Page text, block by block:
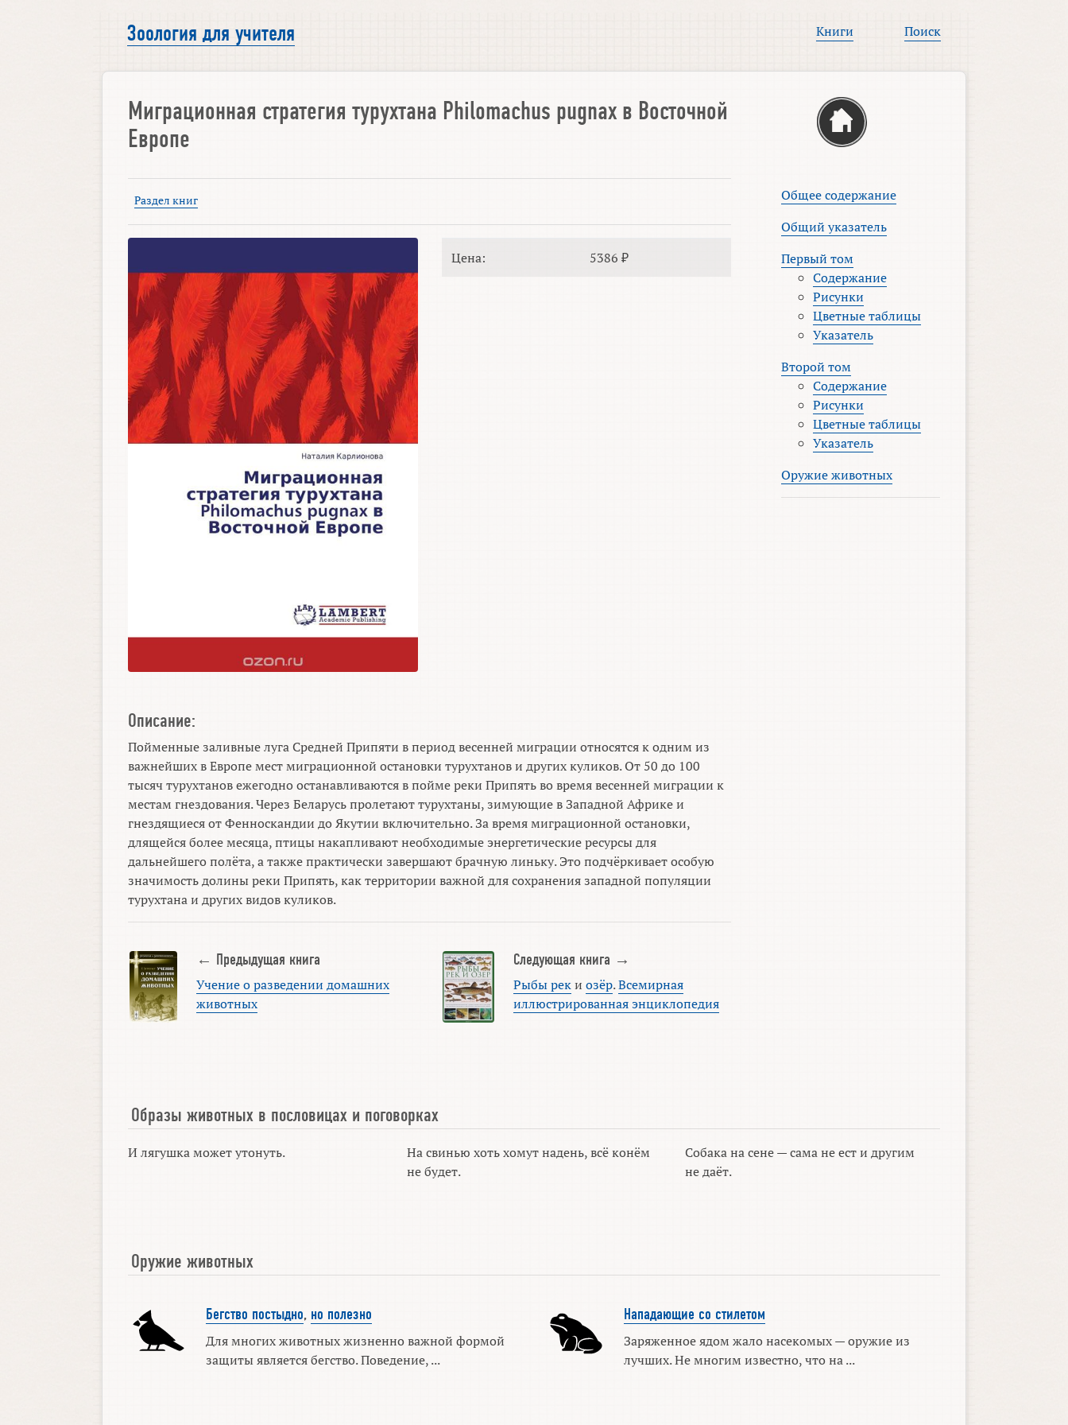
Зоология для учителя Книги Поиск
Миграционная стратегия турухтана Philomachus pugnax в Восточной
Европе
Раздел книг
Цена: 5386 ₽
Описание:
Пойменные заливные луга Средней Припяти в период весенней миграции относятся к одним из
важнейших в Европе мест миграционной остановки турухтанов и других куликов. От 50 до 100
тысяч турухтанов ежегодно останавливаются в пойме реки Припять во время весенней миграции к
местам гнездования. Через Беларусь пролетают турухтаны, зимующие в Западной Африке и
гнездящиеся от Фенноскандии до Якутии включительно. За время миграционной остановки,
длящейся более месяца, птицы накапливают необходимые энергетические ресурсы для
дальнейшего полёта, а также практически завершают брачную линьку. Это подчёркивает особую
значимость долины реки Припять, как территории важной для сохранения западной популяции
турухтана и других видов куликов.
← Предыдущая книга
Учение о разведении домашних
животных
Следующая книга →
Рыбы рекиозёр.Всемирная
иллюстрированная энциклопедия
Общее содержание
Общий указатель
Первый том
Содержание
Рисунки
Цветные таблицы
Указатель
Второй том
Содержание
Рисунки
Цветные таблицы
Указатель
Оружие животных
Образы животных в пословицах и поговорках
И лягушка может утонуть.
На свинью хоть хомут надень, всё конём
не будет.
Собака на сене — сама не ест и другим
не даёт.
Оружие животных
Бегство постыдно, но полезно
Для многих животных жизненно важной формой
защиты является бегство. Поведение, ...
Нападающие со стилетом
Заряженное ядом жало насекомых — оружие из
лучших. Не многим известно, что на ...